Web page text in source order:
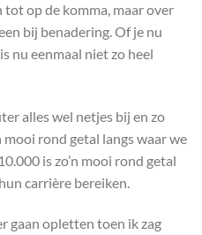
op de komma, maar over
bij benadering. Of je nu
nu eenmaal niet zo heel
alles wel netjes bij en zo
rond getal langs waar we
is zo’n mooi rond getal
carrière bereiken.
gaan opletten toen ik zag